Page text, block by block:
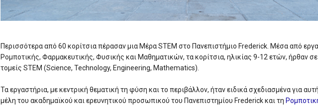
Περισσότερα από 60 κορίτσια πέρασαν μια Μέρα STEM στο Πανεπιστήμιο Frederick. Μέσα από
Ρομποτικής, Φαρμακευτικής, Φυσικής και Μαθηματικών, τα κορίτσια, ηλικίας 9-12 ετών, ήρθαν
τομείς STEM (Science, Technology, Engineering, Mathematics).
Τα εργαστήρια, με κεντρική θεματική τη φύση και το περιβάλλον, ήταν ειδικά σχεδιασμένα για
μέλη του ακαδημαϊκού και ερευνητικού προσωπικού του Πανεπιστημίου Frederick και τη